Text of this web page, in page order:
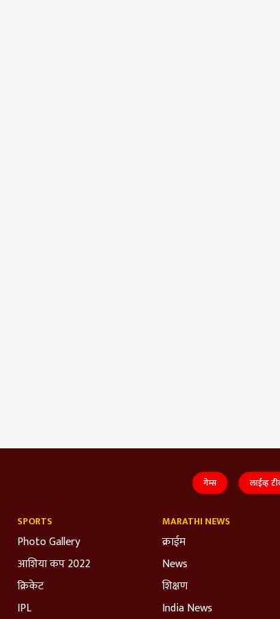
गेम्स लाईव्ह
SPORTS
Photo Gallery
आशिया कप 2022
क्रिकेट
IPL
MARATHI NEWS
क्राईम
News
शिक्षण
India News